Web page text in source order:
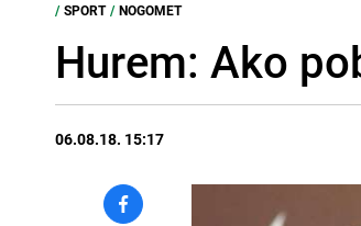
/ SPORT / NOGOMET
Hurem: Ako
06.08.18. 15:17